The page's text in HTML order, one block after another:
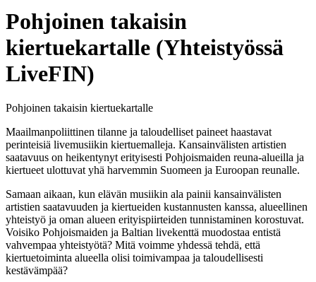
Pohjoinen takaisin
kiertuekartalle (Yhteistyössä
LiveFIN)
Pohjoinen takaisin kiertuekartalle
Maailmanpoliittinen tilanne ja taloudelliset paineet haastavat
perinteisiä livemusiikin kiertuemalleja. Kansainvälisten artistien
saatavuus on heikentynyt erityisesti Pohjoismaiden reuna-alueilla ja
kiertueet ulottuvat yhä harvemmin Suomeen ja Euroopan reunalle.
Samaan aikaan, kun elävän musiikin ala painii kansainvälisten
artistien saatavuuden ja kiertueiden kustannusten kanssa, alueellinen
yhteistyö ja oman alueen erityispiirteiden tunnistaminen korostuvat.
Voisiko Pohjoismaiden ja Baltian livekenttä muodostaa entistä
vahvempaa yhteistyötä? Mitä voimme yhdessä tehdä, että
kiertuetoiminta alueella olisi toimivampaa ja taloudellisesti
kestävämpää?